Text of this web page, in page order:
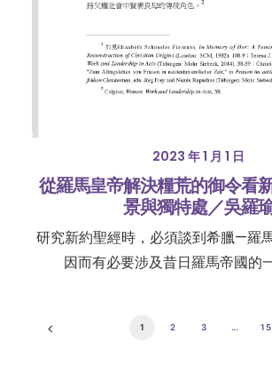
2023 年 1 月 1 日
從羅馬皇帝解決糧荒的御令看
景與獨特處／吳羅
研究新約聖經時，必須談到希臘—羅
因而有必要涉及昔日羅馬帝國的
1 2 3 … 15